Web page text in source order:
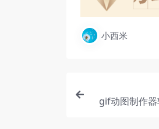
小西米
gif动图制作